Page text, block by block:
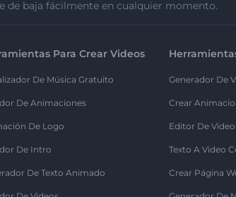
de baja fácilmente en cualquier momento.
Para Crear Videos
De Música Gratuito
De Animaciones
De Logo
De Intro
De Texto Animado
Generador De
Crear
Editor De
Texto A Video
Crear Página